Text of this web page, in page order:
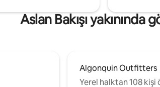
Aslan Bakışı
Algonquin Outfitters
Yerel halktan 108 kişi